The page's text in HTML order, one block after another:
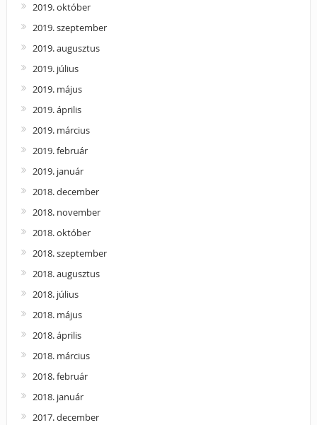
2019. október
2019. szeptember
2019. augusztus
2019. július
2019. május
2019. április
2019. március
2019. február
2019. január
2018. december
2018. november
2018. október
2018. szeptember
2018. augusztus
2018. július
2018. május
2018. április
2018. március
2018. február
2018. január
2017. december